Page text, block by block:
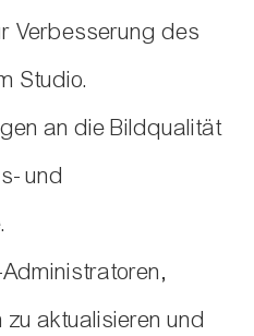
Verbesserung des
Studio.
an die Bildqualität
und
aktualisieren und